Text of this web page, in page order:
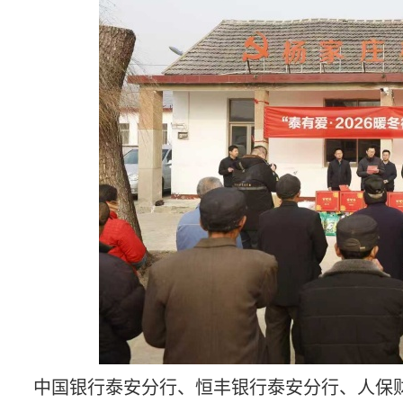
中国银行泰安分行、恒丰银行泰安分行、人